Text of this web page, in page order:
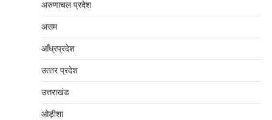
अरुणाचल प्रदेश
असम
आँध्रप्रदेश
उत्‍तर प्रदेश
उत्तराखंड
ओड़ीशा